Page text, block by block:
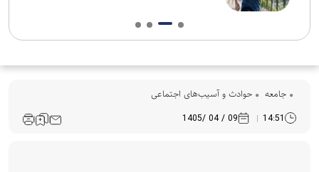
جامعه حوادث و آسیب‌های اجتماعی
14:51
09 / 04 /1405